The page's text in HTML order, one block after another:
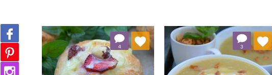
4
Dodaj do ulubionych
Wybierz listę:
3
Dodaj do ulubionych
Wybierz listę: